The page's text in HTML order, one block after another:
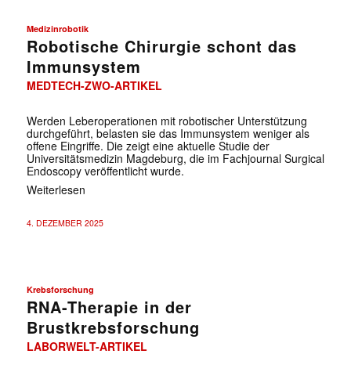
Medizinrobotik
Robotische Chirurgie schont das
Immunsystem
MEDTECH-ZWO-ARTIKEL
Werden Leberoperationen mit robotischer Unterstützung
durchgeführt, belasten sie das Immunsystem weniger als
offene Eingriffe. Die zeigt eine aktuelle Studie der
Universitätsmedizin Magdeburg, die im Fachjournal Surgical
Endoscopy veröffentlicht wurde.
Weiterlesen
4. DEZEMBER 2025
Krebsforschung
RNA-Therapie in der
Brustkrebsforschung
LABORWELT-ARTIKEL